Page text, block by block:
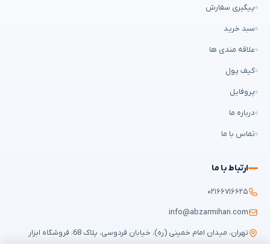
پیگیری سفارش
سبد خرید
علاقه مندی ها
کیف پول
پروفایل
درباره ما
تماس با ما
ارتباط با ما
۰۲۱۶۶۷۱۶۶۲۵
info@abzarmihan.com
تهران، میدان امام خمینی (ره)، خیابان فردوسی، پلاک 68، فروشگاه ابزار